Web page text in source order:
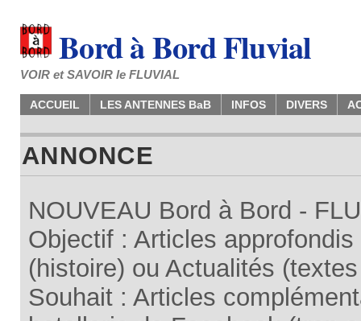
Bord à Bord Fluvial
VOIR et SAVOIR le FLUVIAL
ACCUEIL LES ANTENNES BaB INFOS DIVERS
ANNONCE
NOUVEAU Bord à Bord -
Objectif : Articles
(histoire) ou Actualités
Souhait : Articles